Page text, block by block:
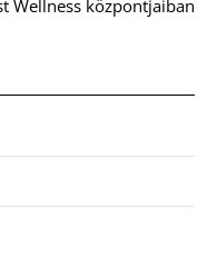
Wellness központjaiban